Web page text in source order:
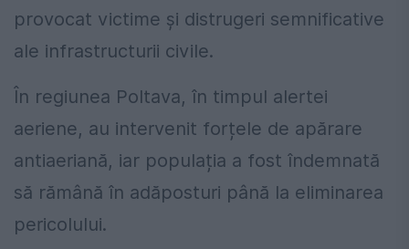
provocat victime și distrugeri semnificative
ale infrastructurii civile.
În regiunea Poltava, în timpul alertei
aeriene, au intervenit forțele de apărare
antiaeriană, iar populația a fost îndemnată
să rămână în adăposturi până la eliminarea
pericolului.